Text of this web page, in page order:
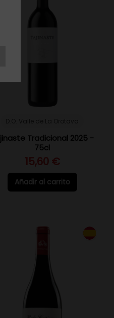
Tradicional 2025 -
75cl
15,60 €
Añadir al carrito